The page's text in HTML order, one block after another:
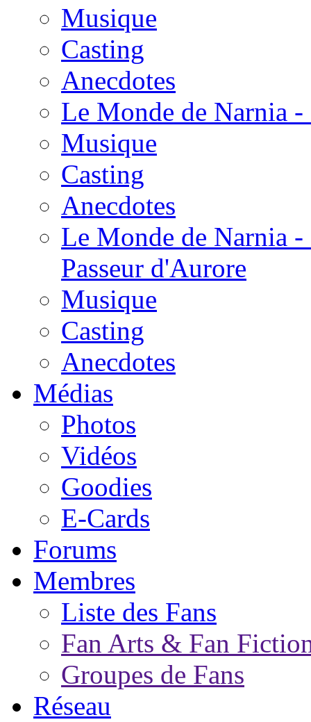
Musique
Casting
Anecdotes
Le Monde de Narnia
Musique
Casting
Anecdotes
Le Monde de Narnia
Passeur d'Aurore
Musique
Casting
Anecdotes
Médias
Photos
Vidéos
Goodies
E-Cards
Forums
Membres
Liste des Fans
Fan Arts & Fan
Groupes de Fans
Réseau